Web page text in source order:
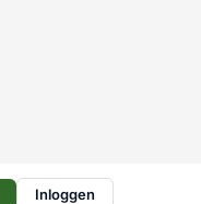
Inloggen